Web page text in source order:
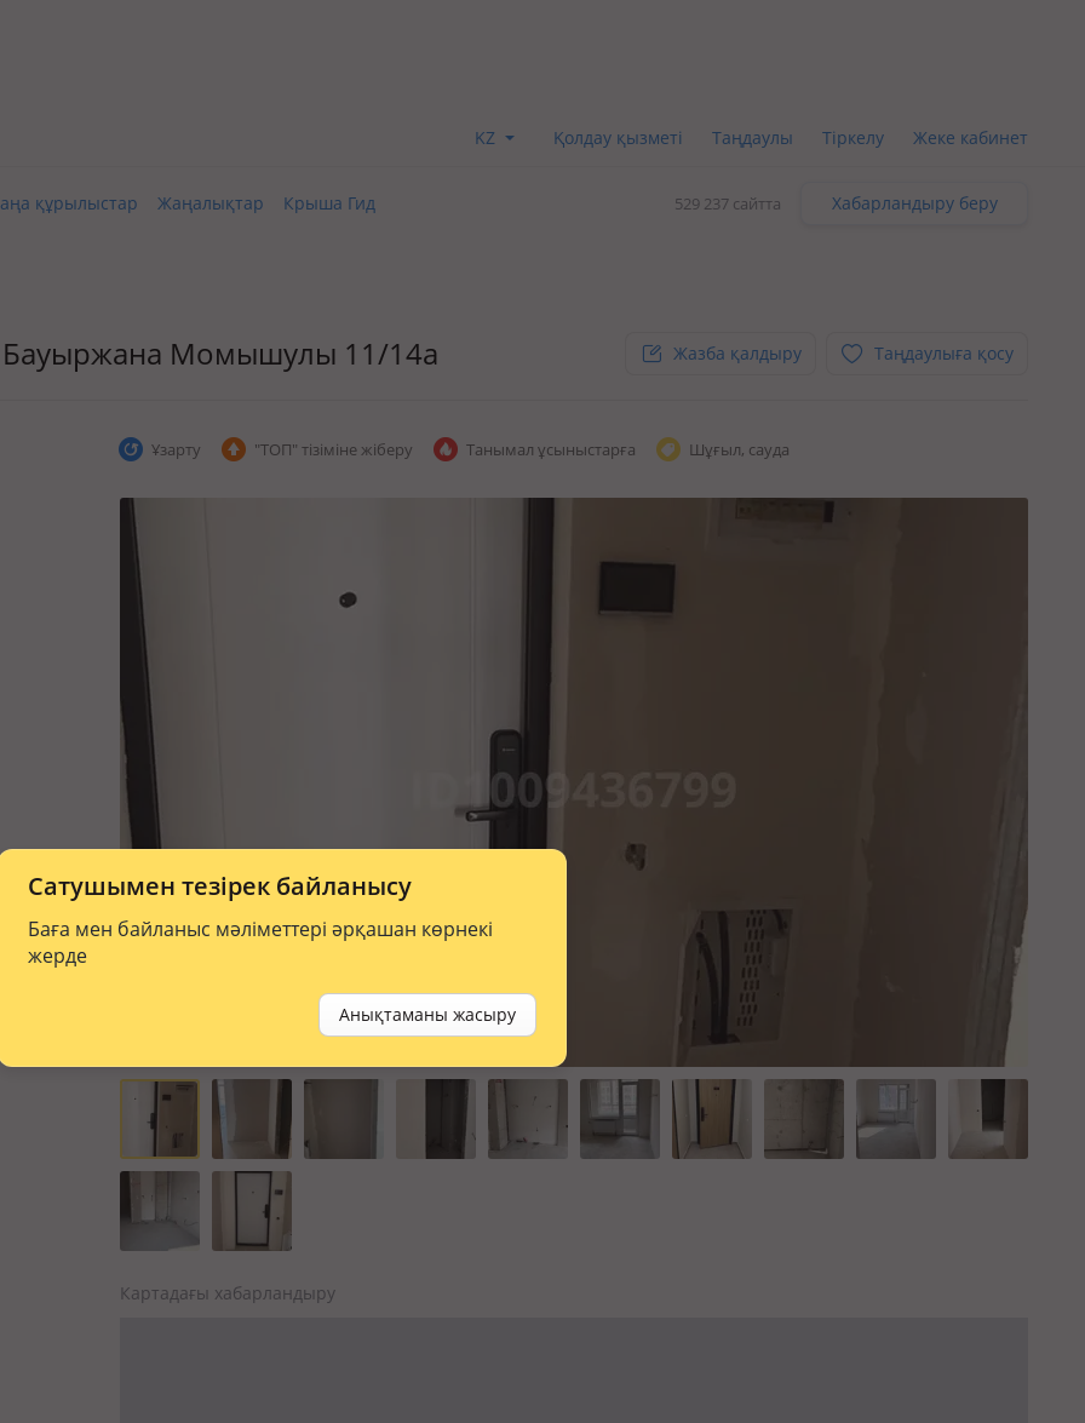
KZ Қолдау қызметі Таңдаулы Тіркелу Жеке кабинет
құрылыстар Жаңалықтар Крыша Гид 529 237 сайтта Хабарландыру беру
Бауыржана Момышулы 11/14а Жазба қалдыру Таңдаулыға қосу
Сатушымен тезірек байланысу
Баға мен байланыс мәліметтері әрқашан көрнекі
жерде
Анықтаманы жасыру
Ұзарту "ТОП" тізіміне жіберу Танымал ұсыныстарға Шұғыл, сауда
Картадағы хабарландыру